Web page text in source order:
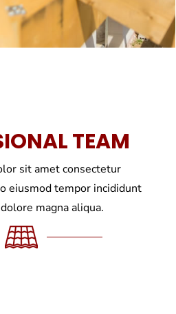
TEAM
sit amet consectetur
eiusmod tempor incididunt
magna aliqua.